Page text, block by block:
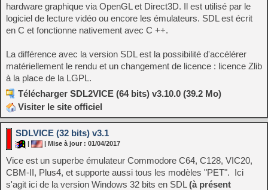
hardware graphique via OpenGL et Direct3D. Il est utilisé par le
logiciel de lecture vidéo ou encore les émulateurs. SDL est écrit
en C et fonctionne nativement avec C ++.
La différence avec la version SDL est la possibilité d'accélérer
matériellement le rendu et un changement de licence : licence Zlib
à la place de la LGPL.
Télécharger SDL2VICE (64 bits) v3.10.0 (39.2 Mo)
Visiter le site officiel
SDLVICE (32 bits) v3.1
| | Mise à jour : 01/04/2017
Vice est un superbe émulateur Commodore C64, C128, VIC20,
CBM-II, Plus4, et supporte aussi tous les modèles "PET". Ici
s'agit ici de la version Windows 32 bits en SDL (à présent